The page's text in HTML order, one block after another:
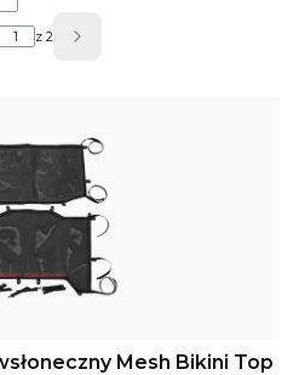
z 2 Następne produkty
Mesh Bikini Top